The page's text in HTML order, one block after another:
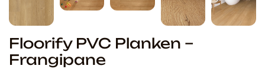
Floorify PVC Planken –
Frangipane